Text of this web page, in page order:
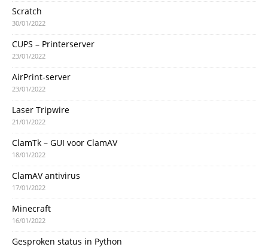
Scratch
30/01/2022
CUPS – Printerserver
23/01/2022
AirPrint-server
23/01/2022
Laser Tripwire
21/01/2022
ClamTk – GUI voor ClamAV
18/01/2022
ClamAV antivirus
17/01/2022
Minecraft
16/01/2022
Gesproken status in Python